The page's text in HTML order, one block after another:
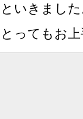
いきまし
ってもお